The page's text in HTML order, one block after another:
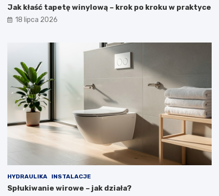
Jak kłaść tapetę winylową – krok po kroku w praktyce
18 lipca 2026
HYDRAULIKA INSTALACJE
Spłukiwanie wirowe – jak działa?